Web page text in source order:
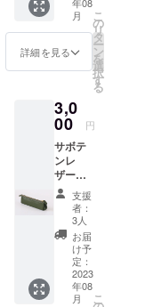
いに価値は
あるのか」
を問い続け
ています。
ない。翻訳
は儲からな
い。それで
も、言葉が
人に届く瞬
間を信じ
て、この実
験を立ち上
げました。
ボテン
を原料
とした
ヴィー
ガンレ
erto（
デセル
ト）」
で作っ
たサス
テナブ
ルなペ
ン立て
です。
サボテ
ンとわ
かるグ
リーン
色のペ
年08
月
詳細を見る
こ
の
リ
タ
ー
ン
を
選
択
す
る
3,0
00 円
サボテ
ンレ
ザーで
作った
「ペン
ケー
ス」
ADRIA
NO DI
MARTI
社のサ
ボテン
支援
者：
3人
お届
け予
定：
2023
年08
月
こ